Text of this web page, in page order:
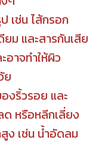
เช่น ไส้กรอก
ม และสารกันเสีย
าจทำให้ผิว
ย
งริ้วรอย และ
หรือหลีกเลี่ยง
ง เช่น น้ำอัดลม